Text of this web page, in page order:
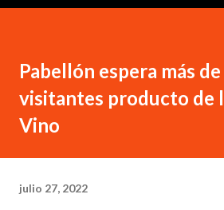
Pabellón espera más
visitantes producto de
Vino
julio 27, 2022